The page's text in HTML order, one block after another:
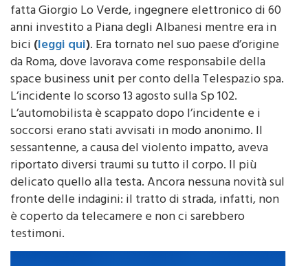
E’ morto dopo dieci giorni in ospedale. Non ce l’ha
fatta Giorgio Lo Verde, ingegnere elettronico di 60
anni investito a Piana degli Albanesi mentre era in
bici(leggi qui. Era tornato nel suo paese d’origine
da Roma, dove lavorava come responsabile della
space business unit per conto della Telespazio spa.
L’incidente lo scorso 13 agosto sulla Sp 102.
L’automobilista è scappato dopo l’incidente e i
soccorsi erano stati avvisati in modo anonimo. Il
sessantenne, a causa del violento impatto, aveva
riportato diversi traumi su tutto il corpo. Il più
delicato quello alla testa. Ancora nessuna novità sul
fronte delle indagini: il tratto di strada, infatti, non
è coperto da telecamere e non ci sarebbero
testimoni.